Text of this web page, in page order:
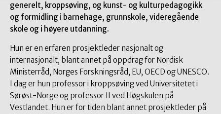
generelt, kroppsøving, og kunst- og kulturpedagogikk
og formidling i barnehage, grunnskole, videregående
skole og i høyere utdanning.
Hun er en erfaren prosjektleder nasjonalt og
internasjonalt, blant annet på oppdrag for Nordisk
Ministerråd, Norges Forskningsråd, EU, OECD og UNESCO.
I dag er hun professor i kroppsøving ved Universitetet i
Sørøst-Norge og professor II ved Høgskulen på
Vestlandet. Hun er for tiden blant annet prosjektleder på